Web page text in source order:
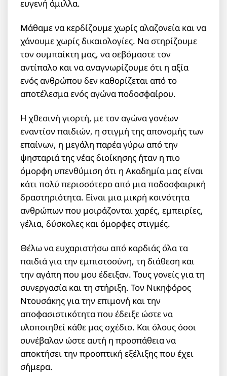
ευγενή άμιλλα.
Μάθαμε να κερδίζουμε χωρίς αλαζονεία και να
χάνουμε χωρίς δικαιολογίες. Να στηρίζουμε
τον συμπαίκτη μας, να σεβόμαστε τον
αντίπαλο και να αναγνωρίζουμε ότι η αξία
ενός ανθρώπου δεν καθορίζεται από το
αποτέλεσμα ενός αγώνα ποδοσφαίρου.
Η χθεσινή γιορτή, με τον αγώνα γονέων
εναντίον παιδιών, η στιγμή της απονομής των
επαίνων, η μεγάλη παρέα γύρω από την
ψησταριά της νέας διοίκησης ήταν η πιο
όμορφη υπενθύμιση ότι η Ακαδημία μας είναι
κάτι πολύ περισσότερο από μια ποδοσφαιρική
δραστηριότητα. Είναι μια μικρή κοινότητα
ανθρώπων που μοιράζονται χαρές, εμπειρίες,
γέλια, δύσκολες και όμορφες στιγμές.
Θέλω να ευχαριστήσω από καρδιάς όλα τα
παιδιά για την εμπιστοσύνη, τη διάθεση και
την αγάπη που μου έδειξαν. Τους γονείς για τη
συνεργασία και τη στήριξη. Τον Νικηφόρος
Ντουσάκης για την επιμονή και την
αποφασιστικότητα που έδειξε ώστε να
υλοποιηθεί κάθε μας σχέδιο. Και όλους όσοι
συνέβαλαν ώστε αυτή η προσπάθεια να
αποκτήσει την προοπτική εξέλιξης που έχει
σήμερα.